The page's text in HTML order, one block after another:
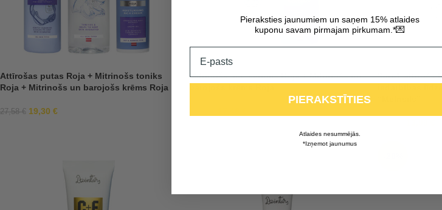
Attīrošas putas Roja + Mitrinošs toniks
Roja + Mitrinošs un barojošs krēms Roja
27,58€ 19,30 €
Mitrinošs acu serums Roja + Mitrinošs un
3-in-1 attīrošs
iedarbības
Pieraksties jaunumiem un saņem 15% atlaides
kuponu savam pirmajam pirkumam.*💌
PIERAKSTĪTIES
Atlaides nesummējās.
*Izņemot jaunumus